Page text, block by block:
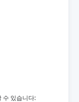
수 있습니다: